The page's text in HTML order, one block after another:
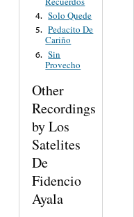
4. Solo Quede
5. Pedacito De
Cariño
6. Sin
Provecho
Other
Recordings
by Los
Satelites
De
Fidencio
Ayala